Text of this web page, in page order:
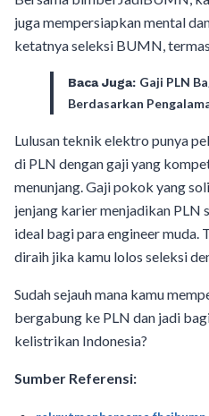
juga mempersiapkan mental
ketatnya seleksi BUMN,
Baca Juga: Gaji PLN
Berdasarkan
Lulusan teknik elektro punya
di PLN dengan gaji yang
menunjang. Gaji pokok yang
jenjang karier menjadikan PLN
ideal bagi para engineer muda.
diraih jika kamu lolos seleksi
Sudah sejauh mana kamu
bergabung ke PLN dan jadi
kelistrikan Indonesia?
Sumber Referensi: